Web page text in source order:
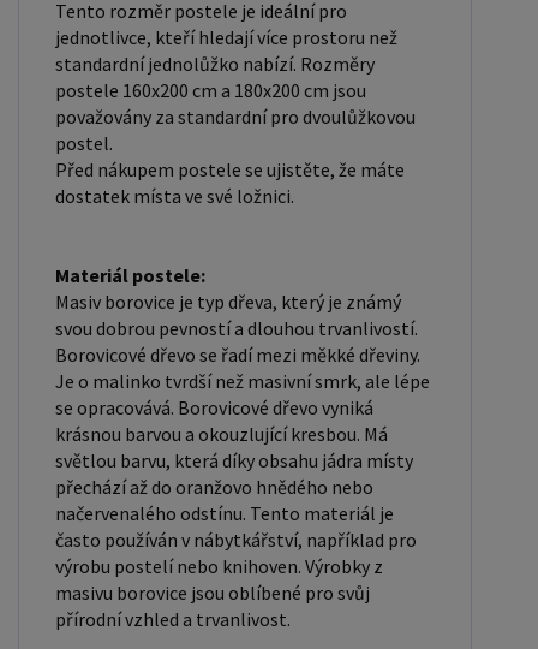
poskytuje dobrou podporu těla, cirkulaci vzduchu a
odvádění vlhkosti. Rošt postele je tvořen 12
příčkami, které jsou spojeny textilií, příčky roštu
jsou z masivu borovice. Mezery mezi příčkami jsou
cca 11 cm. Zpracování - lakovaná postel: Lakované
postele jsou oblíbené pro svůj elegantní vzhled a
odolnost. Lakovaný povrch je hladký, snadno se
Máte zájem o velkoobchodní spolupráci? Nebo
chcete získat zajímavou cenovou nabídku na větší
množství našich produktů? Obchodníkům a
firmám, nabízíme možnost nákupu na
velkoobchodní ceny. Zašlete poptávku na
ondera@seznam.cz, velice rádi se Vám budeme
věnovat. Popřípadě se zaregistrujte se ( "
UŽIVATEL " - v horní liště ), vyplníte osobní údaje a
zakliknete " MÁME ZÁJEM O VELKOOBCHODNÍ
SPOLUPRÁCI " a zadáte fakturační údaje. Po jejich
kontrole, Vám bude povolen přístup do
velkoobchodu.
Tento rozměr postele je ideální pro
jednotlivce, kteří hledají více prostoru než
standardní jednolůžko nabízí. Rozměry
postele 160x200 cm a 180x200 cm jsou
považovány za standardní pro dvoulůžkovou
postel.
Před nákupem postele se ujistěte, že máte
dostatek místa ve své ložnici.
Materiál postele:
Masiv borovice je typ dřeva, který je známý
svou dobrou pevností a dlouhou trvanlivostí.
Borovicové dřevo se řadí mezi měkké dřeviny.
Je o malinko tvrdší než masivní smrk, ale lépe
se opracovává. Borovicové dřevo vyniká
krásnou barvou a okouzlující kresbou. Má
světlou barvu, která díky obsahu jádra místy
přechází až do oranžovo hnědého nebo
načervenalého odstínu. Tento materiál je
často používán v nábytkářství, například pro
výrobu postelí nebo knihoven. Výrobky z
masivu borovice jsou oblíbené pro svůj
přírodní vzhled a trvanlivost.